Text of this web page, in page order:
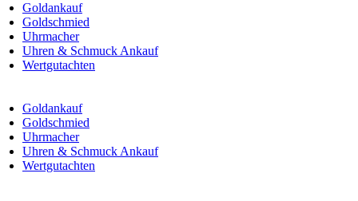
Goldankauf
Goldschmied
Uhrmacher
Uhren & Schmuck Ankauf
Wertgutachten
Goldankauf
Goldschmied
Uhrmacher
Uhren & Schmuck Ankauf
Wertgutachten